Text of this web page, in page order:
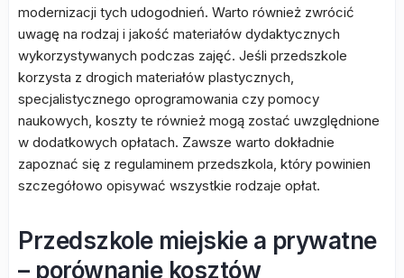
modernizacji tych udogodnień. Warto również zwrócić
uwagę na rodzaj i jakość materiałów dydaktycznych
wykorzystywanych podczas zajęć. Jeśli przedszkole
korzysta z drogich materiałów plastycznych,
specjalistycznego oprogramowania czy pomocy
naukowych, koszty te również mogą zostać uwzględnione
w dodatkowych opłatach. Zawsze warto dokładnie
zapoznać się z regulaminem przedszkola, który powinien
szczegółowo opisywać wszystkie rodzaje opłat.
Przedszkole miejskie a prywatne
– porównanie kosztów